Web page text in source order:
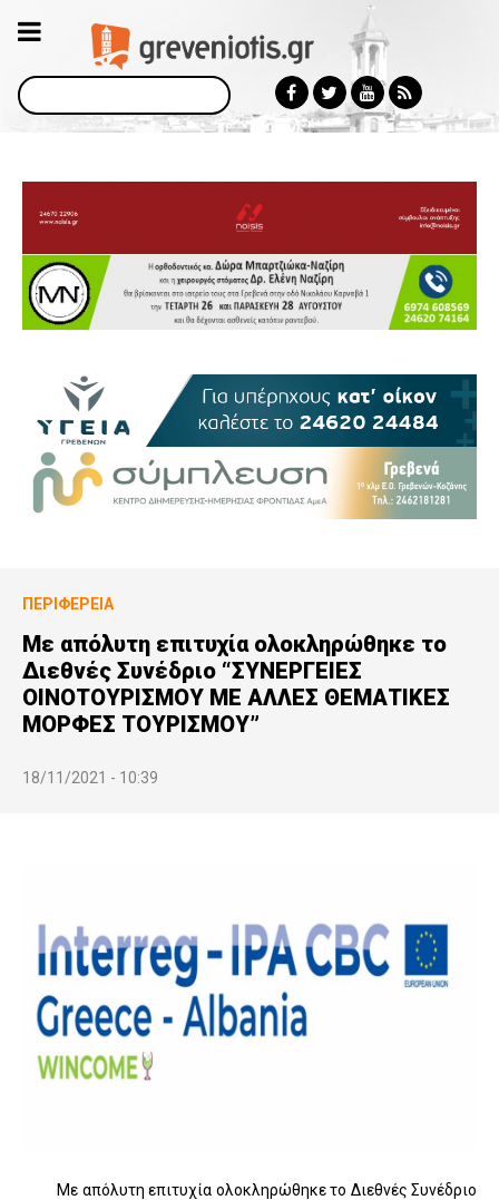
Αναζήτηση
ΠΕΡΙΦΈΡΕΙΑ
Με απόλυτη επιτυχία ολοκληρώθηκε το
Διεθνές Συνέδριο “ΣΥΝΕΡΓΕΙΕΣ
ΟΙΝΟΤΟΥΡΙΣΜΟΥ ΜΕ ΑΛΛΕΣ ΘΕΜΑΤΙΚΕΣ
ΜΟΡΦΕΣ ΤΟΥΡΙΣΜΟΥ”
18/11/2021 - 10:39
Με απόλυτη επιτυχία ολοκληρώθηκε το Διεθνές Συνέδριο